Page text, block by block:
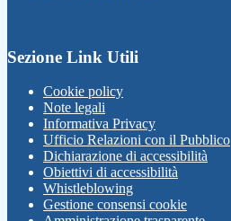
Sezione Link Utili
Cookie policy
Note legali
Informativa Privacy
Ufficio Relazioni con il Pubblico
Dichiarazione di accessibilità
Obiettivi di accessibilità
Whistleblowing
Gestione consensi cookie